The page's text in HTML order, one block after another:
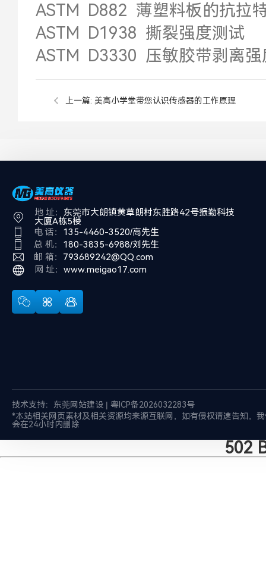
ASTM D882 薄塑料板的抗拉
ASTM D1938 撕裂强度测试
ASTM D3330 压敏胶带剥离强
上一篇: 美高小学堂带您认识传感器的工作原理
地 址： 东莞市大朗镇黄草朗村东胜路42号振勤科技
大厦A栋5楼
电 话： 135-4460-3520/高先生
总 机： 180-3835-6988/刘先生
邮 箱： 793689242@QQ.com
网 址： www.meigao17.com
技术支持： 东莞网站建设| 粤ICP备2026032283号
*本站相关网页素材及相关资源均来源互联网，如有侵权请速告知，
会在24小时内删除
502